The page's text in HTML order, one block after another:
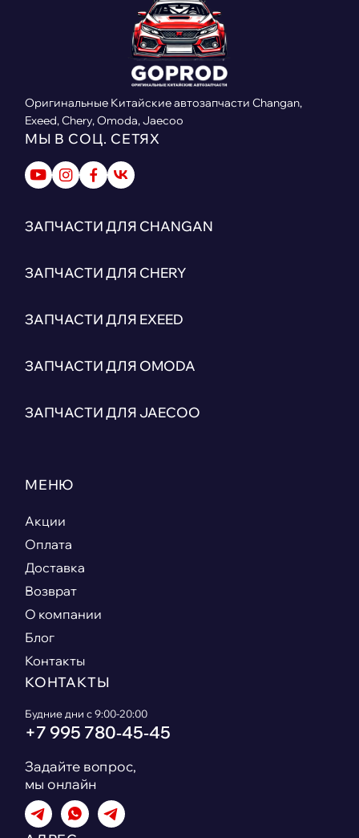
Оригинальные Китайские автозапчасти Changan,
Exeed, Chery, Omoda, Jaecoo
МЫ В СОЦ. СЕТЯХ
ЗАПЧАСТИ ДЛЯ CHANGAN
ЗАПЧАСТИ ДЛЯ CHERY
ЗАПЧАСТИ ДЛЯ EXEED
ЗАПЧАСТИ ДЛЯ OMODA
ЗАПЧАСТИ ДЛЯ JAECOO
МЕНЮ
Акции
Оплата
Доставка
Возврат
О компании
Блог
Контакты
КОНТАКТЫ
Будние дни с 9:00-20:00
+7 995 780‑45‑45
Задайте вопрос,
мы онлайн